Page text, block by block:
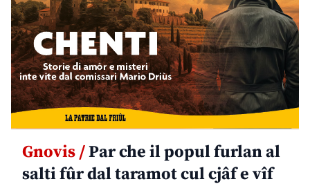
Gnovis /Par che il popul furlan al
salti fûr dal taramot cul cjâf e vîf